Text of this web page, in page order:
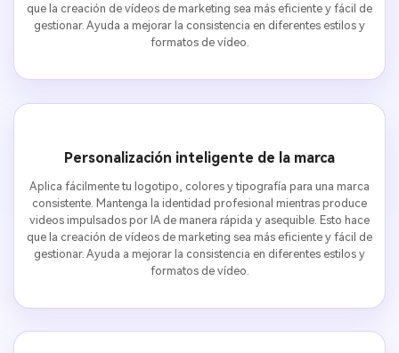
que la creación de vídeos de marketing sea más eficiente y fácil de
gestionar. Ayuda a mejorar la consistencia en diferentes estilos y
formatos de vídeo.
Personalización inteligente de la marca
Aplica fácilmente tu logotipo, colores y tipografía para una marca
consistente. Mantenga la identidad profesional mientras produce
videos impulsados por IA de manera rápida y asequible. Esto hace
que la creación de vídeos de marketing sea más eficiente y fácil de
gestionar. Ayuda a mejorar la consistencia en diferentes estilos y
formatos de vídeo.